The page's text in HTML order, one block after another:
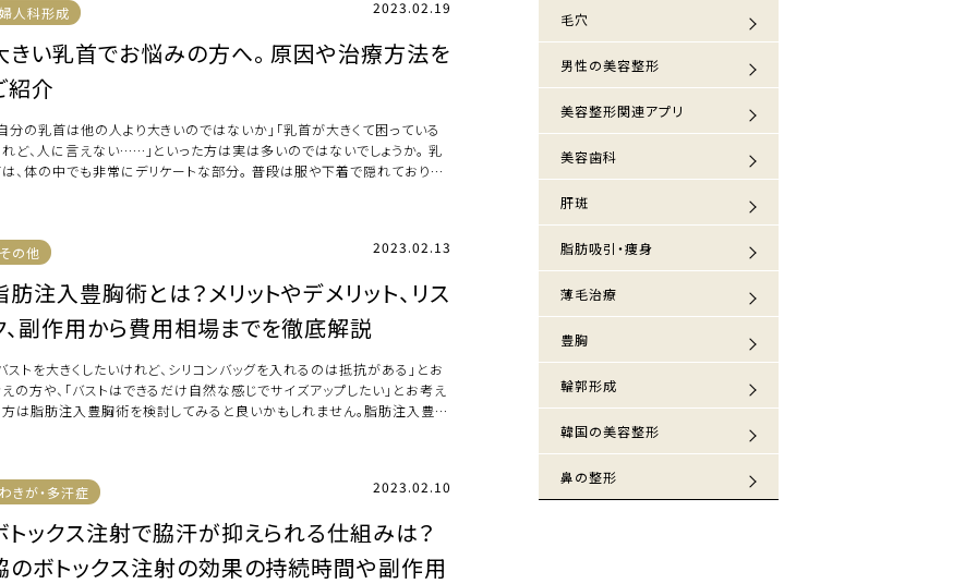
婦人科形成 2023.02.19
きい乳首でお悩みの方へ。 原因や治療方法を
紹介
分の乳首は他の人より大きいのではないか」「乳首が大きくて困っている
ど、人に言えない……」といった方は実は多いのではないでしょうか。 乳
、体の中でも非常にデリケートな部分。 普段は服や下着で隠れており他
その他 2023.02.13
肪注入豊胸術とは？メリットやデメリット、リス
、副作用から費用相場までを徹底解説
ストを大きくしたいけれど、シリコンバッグを入れるのは抵抗がある」とお
の方や、「バストはできるだけ自然な感じでサイズアップしたい」とお考え
は脂肪注入豊胸術を検討してみると良いかもしれません。脂肪注入豊胸
わきが・多汗症 2023.02.10
トックス注射で脇汗が抑えられる仕組みは？
のボトックス注射の効果の持続時間や副作用
毛穴
男性の美容整形
美容整形関連アプリ
美容歯科
肝斑
脂肪吸引・痩身
薄毛治療
豊胸
輪郭形成
韓国の美容整形
鼻の整形